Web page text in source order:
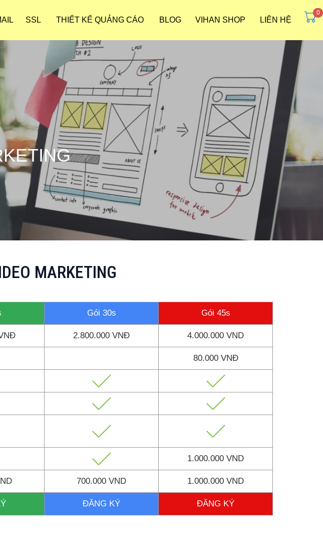
SSL THIẾT KẾ QUẢNG CÁO BLOG VIHAN SHOP LIÊN HỆ
MARKETING
Gói 30s Gói 45s
2.800.000 VNĐ 4.000.000 VND
80.000 VNĐ
1.000.000 VND
700.000 VND 1.000.000 VND
ĐĂNG KÝ ĐĂNG KÝ